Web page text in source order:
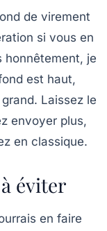
de virement
si vous en
honnêtement, je
est haut,
Laissez le
envoyer plus,
en classique.
éviter
en faire